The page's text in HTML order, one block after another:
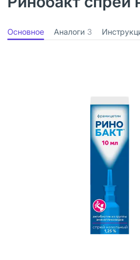
Основное Аналоги 3